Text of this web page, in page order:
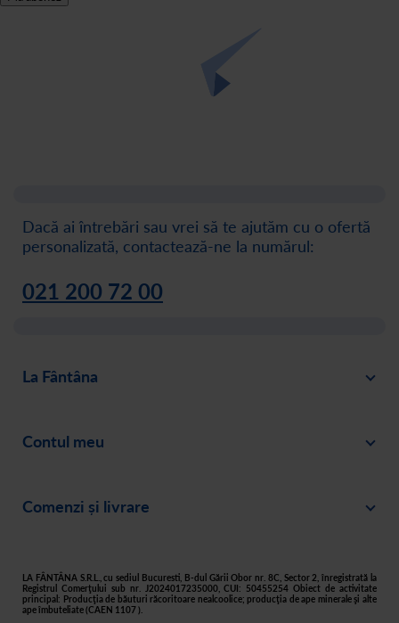
Dacă ai întrebări sau vrei să te ajutăm cu o ofertă
personalizată, contactează-ne la numărul:
021 200 72 00
La Fântâna
Despre noi
Recomandă un prieten
Filtre apă acasă
Contul meu
Creează-ți cont
Asistență
Comenzi și livrare
Livrare
Retur
LA FÂNTÂNA S.R.L., cu sediul Bucuresti, B-dul Gării Obor nr. 8C, Sector 2, înregistrată la
Registrul Comerţului sub nr. J2024017235000, CUI: 50455254 Obiect de activitate
principal: Producţia de băuturi răcoritoare nealcoolice; producţia de ape minerale şi alte
ape îmbuteliate (CAEN 1107 ).